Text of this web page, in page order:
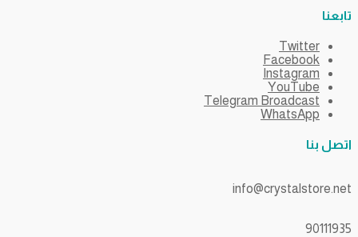
تابعنا
Twitter
Facebook
Instagram
YouTube
Telegram Broadcast
WhatsApp
اتصل بنا
info@crystalstore.net
90111935